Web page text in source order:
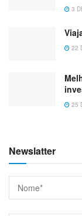
3
22
25
Newslatter